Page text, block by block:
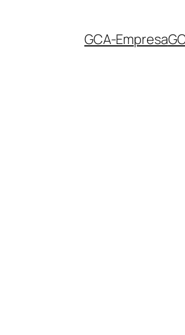
GCA-Empresa